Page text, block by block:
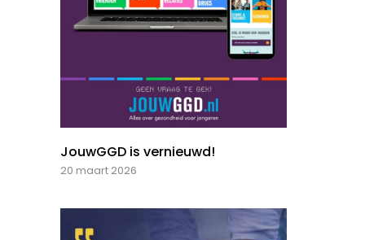
JouwGGD is vernieuwd!
20 maart 2026